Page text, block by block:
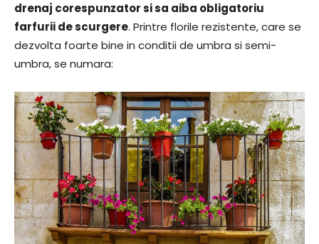
drenaj corespunzator si sa aiba obligatoriu
farfurii de scurgere. Printre florile rezistente, care se
dezvolta foarte bine in conditii de umbra si semi-
umbra, se numara: